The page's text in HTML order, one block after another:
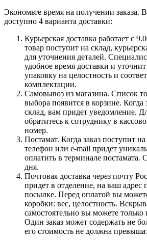
Экономьте время на получении заказа.
доступно 4 варианта доставки:
Курьерская доставка работает с
товар поступит на склад,
для уточнения деталей.
удобное время доставки и
упаковку на целостность и
комплектации.
Самовывоз из магазина. Список
выбора появится в корзине. Когда
склад, вам придет уведомление.
обратитесь к сотруднику в
номер.
Постамат. Когда заказ поступит
телефон или e-mail придет
оплатить в терминале
дня.
Почтовая доставка через почту
придет в отделение, на ваш адрес
посылке. Перед оплатой вы
коробки: вес, целостность.
самостоятельно вы можете только
Один заказ может содержать не
его стоимость не должна